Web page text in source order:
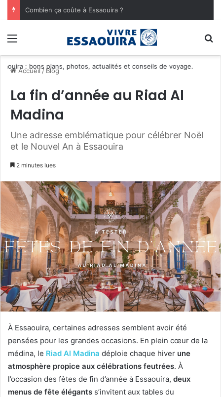
Combien ça coûte à Essaouira ?
Accueil/ Blog
La fin d’année au Riad Al
Madina
Une adresse emblématique pour célébrer Noël
et le Nouvel An à Essaouira
2 minutes lues
À Essaouira, certaines adresses semblent avoir été
pensées pour les grandes occasions. En plein cœur de la
médina, le Riad Al Madina déploie chaque hiver une
atmosphère propice aux célébrations feutrées. À
l’occasion des fêtes de fin d’année à Essaouira, deux
menus de fête élégants s’invitent aux tables du